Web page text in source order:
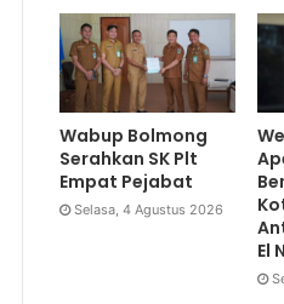
Wabup Bolmong
Serahkan SK Plt
Empat Pejabat
Selasa, 4 Agustus 2026
El